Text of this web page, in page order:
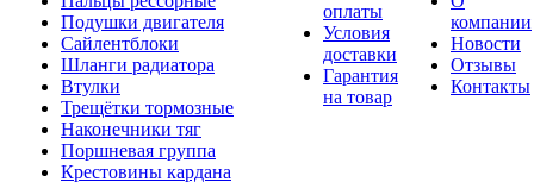
Подушки двигателя
Сайлентблоки
Шланги радиатора
Втулки
Трещётки тормозные
Наконечники тяг
Поршневая группа
Крестовины кардана
оплаты
Условия
доставки
Гарантия
на товар
компании
Новости
Отзывы
Контакты